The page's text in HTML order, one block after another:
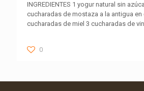
INGREDIENTES 1 yogur natural sin
cucharadas de mostaza a la antigua en
cucharadas de miel 3 cucharadas de
0